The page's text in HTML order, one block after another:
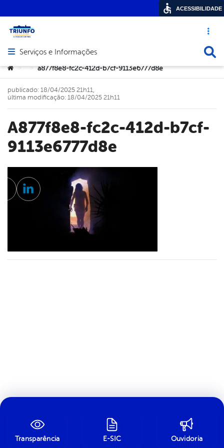
Acesso
Abrir menu principal de navegação
Serviços e Informações
Você está aqui:
> > a877f8e8-fc2c-412d-b7cf-9113e6777d8e
a877f8e8-fc2c-412d-b7cf-
9113e6777d8e
publicado: 18/04/2025 21h11,
última modificação: 18/04/2025 21h11
TwitterLinkedin
Transparência E-SIC Ouvidoria
ACESSIBILIDADE